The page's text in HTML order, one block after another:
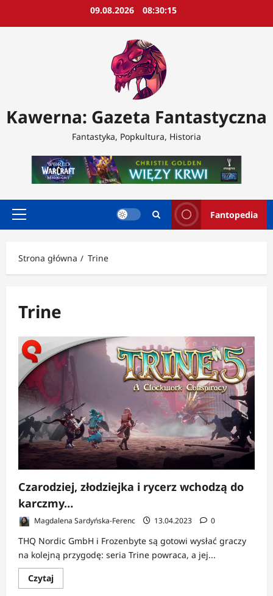
09.08.2026 08:30:16
Kawerna: Gazeta Fantastyczna
Fantastyka, Popkultura, Historia
Menu
Fantopedia
Strona główna Trine
Trine
Czarodziej, złodziejka i rycerz wchodzą do
karczmy…
Magdalena Sardyńska-Ferenc 13.04.2023 0
THQ Nordic GmbH i Frozenbyte są gotowi wysłać graczy
na kolejną przygodę: seria Trine powraca, a jej...
CzytajDowiedz
się